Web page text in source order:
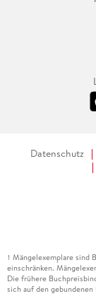
Datenschutz
1 Mängelexemplare sind
einschränken.
Die frühere
sich auf den